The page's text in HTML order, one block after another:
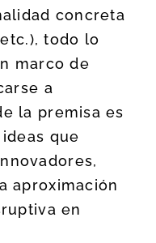
concreta
todo lo
marco de
a
la premisa es
que
aproximación
en